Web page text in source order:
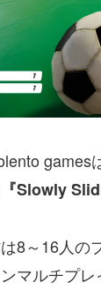
games
『Slowly
8～16人の
マルチプ